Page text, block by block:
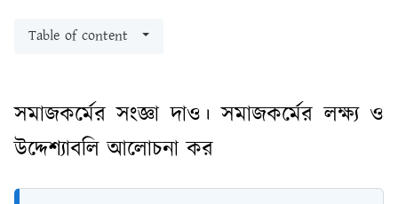
Table of content
সমাজকর্মের সংজ্ঞা দাও। সমাজকর্মের লক্ষ্য ও
উদ্দেশ্যাবলি আলোচনা কর